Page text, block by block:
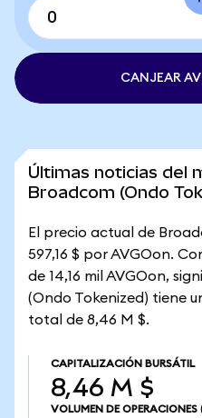
CANJEAR
Últimas noticias del
Broadcom (Ondo
El precio actual de
597,16 $ por AVGOon.
de 14,16 mil AVGOon,
(Ondo Tokenized) tiene
total de 8,46 M $.
CAPITALIZACIÓN BURSÁTIL
8,46 M $
VOLUMEN DE OPERACIONES